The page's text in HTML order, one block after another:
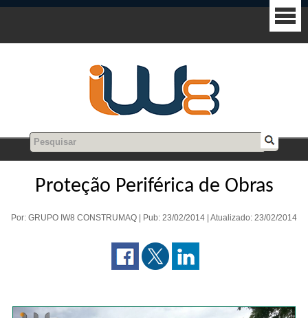
Proteção Periférica de Obras
Por: GRUPO IW8 CONSTRUMAQ | Pub: 23/02/2014 | Atualizado: 23/02/2014